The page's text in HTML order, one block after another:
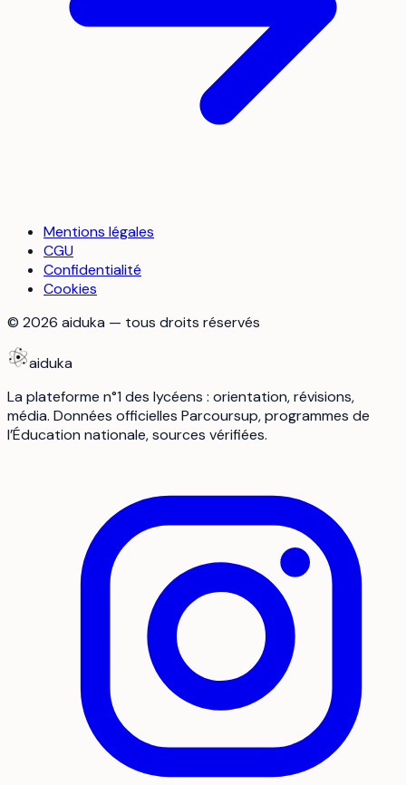
Mentions légales
CGU
Confidentialité
Cookies
© 2026 aiduka — tous droits réservés
aiduka
La plateforme n°1 des lycéens : orientation, révisions,
média. Données officielles Parcoursup, programmes de
l’Éducation nationale, sources vérifiées.